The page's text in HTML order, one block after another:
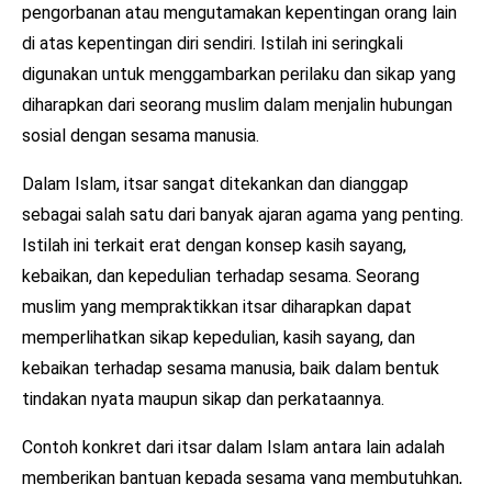
pengorbanan atau mengutamakan kepentingan orang lain
di atas kepentingan diri sendiri. Istilah ini seringkali
digunakan untuk menggambarkan perilaku dan sikap yang
diharapkan dari seorang muslim dalam menjalin hubungan
sosial dengan sesama manusia.
Dalam Islam, itsar sangat ditekankan dan dianggap
sebagai salah satu dari banyak ajaran agama yang penting.
Istilah ini terkait erat dengan konsep kasih sayang,
kebaikan, dan kepedulian terhadap sesama. Seorang
muslim yang mempraktikkan itsar diharapkan dapat
memperlihatkan sikap kepedulian, kasih sayang, dan
kebaikan terhadap sesama manusia, baik dalam bentuk
tindakan nyata maupun sikap dan perkataannya.
Contoh konkret dari itsar dalam Islam antara lain adalah
memberikan bantuan kepada sesama yang membutuhkan,